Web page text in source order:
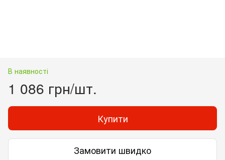
В наявності
1 086 грн/шт.
Купити
Замовити швидко